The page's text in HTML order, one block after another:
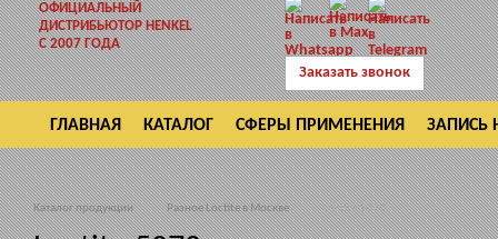
ОФИЦИАЛЬНЫЙ
ДИСТРИБЬЮТОР HENKEL
С 2007 ГОДА
Заказать звонок
ГЛАВНАЯ КАТАЛОГ СФЕРЫ ПРИМЕНЕНИЯ ЗАПИСЬ
ВОЗВРАТ
Каталог продукции Разное Loctite в Москве Loctite 5070